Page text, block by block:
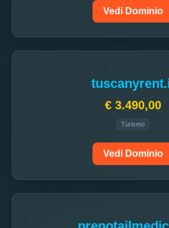
Vedi Dominio
€ 3.490,00
Turismo
Vedi Dominio